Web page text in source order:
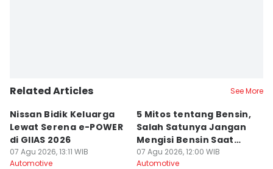
Related Articles See More
Nissan Bidik Keluarga
Lewat Serena e-POWER
di GIIAS 2026
07 Agu 2026, 13:11 WIB
Automotive
5 Mitos tentang Bensin,
Salah Satunya Jangan
Mengisi Bensin Saat
Hujan?
07 Agu 2026, 12:00 WIB
Automotive